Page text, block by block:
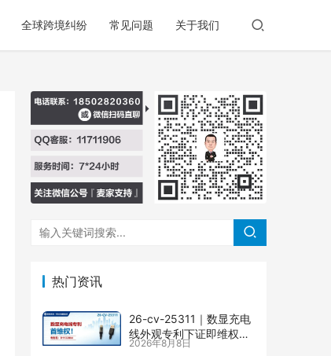
全球跨境纠纷 常见问题 关于我们
热门资讯
26-cv-25311｜数显充电
线外观专利下证即维权，
71店涉案面临TRO冻结风
2026年8月8日